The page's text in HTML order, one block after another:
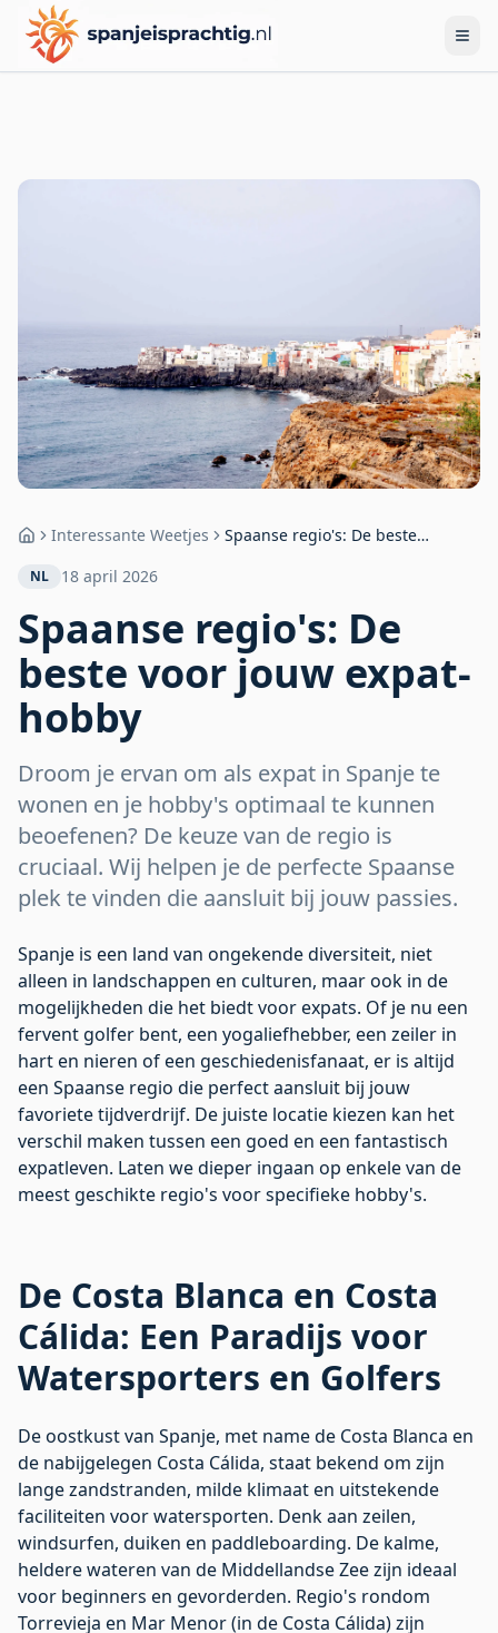
HomeInteressante Weetjes
Spaanse regio's: De beste
NL 18 april 2026
Spaanse regio's: De
beste voor jouw expat-
hobby
Droom je ervan om als expat in Spanje te
wonen en je hobby's optimaal te kunnen
beoefenen? De keuze van de regio is
cruciaal. Wij helpen je de perfecte Spaanse
plek te vinden die aansluit bij jouw passies.
Spanje is een land van ongekende diversiteit, niet
alleen in landschappen en culturen, maar ook in de
mogelijkheden die het biedt voor expats. Of je nu een
fervent golfer bent, een yogaliefhebber, een zeiler in
hart en nieren of een geschiedenisfanaat, er is altijd
een Spaanse regio die perfect aansluit bij jouw
favoriete tijdverdrijf. De juiste locatie kiezen kan het
verschil maken tussen een goed en een fantastisch
expatleven. Laten we dieper ingaan op enkele van de
meest geschikte regio's voor specifieke hobby's.
De Costa Blanca en Costa
Cálida: Een Paradijs voor
Watersporters en Golfers
De oostkust van Spanje, met name de Costa Blanca en
de nabijgelegen Costa Cálida, staat bekend om zijn
lange zandstranden, milde klimaat en uitstekende
faciliteiten voor watersporten. Denk aan zeilen,
windsurfen, duiken en paddleboarding. De kalme,
heldere wateren van de Middellandse Zee zijn ideaal
voor beginners en gevorderden. Regio's rondom
Torrevieja en Mar Menor (in de Costa Cálida) zijn